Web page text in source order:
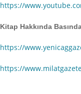
https://
Kitap Hakkında
https://
https://